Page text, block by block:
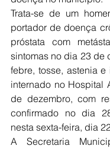
Trata-se de um
portador de doença
próstata com
sintomas no dia 23 de
febre, tosse, astenia
internado no Hospital
de dezembro, com
confirmado no dia
nesta sexta-feira, dia
A Secretaria